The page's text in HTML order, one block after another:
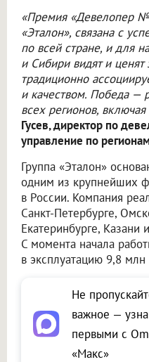
«Премия «Девелопер
«Эталон», связана с
по всей стране, и для
и Сибири видят и ценят
традиционно
и качеством. Победа —
всех регионов,
Гусев, директор по
управление по
Группа «Эталон»
одним из крупнейших
в России. Компания
Санкт-Петербурге,
Екатеринбурге, Казани
С момента начала
в эксплуатацию 9,8
Не
важное —
первыми с
«Макс»